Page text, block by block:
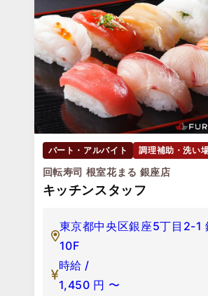
パート・アルバイト 調理補助・洗い
回転寿司 根室花まる 銀座店
キッチンスタッフ
東京都中央区銀座5丁目2-1
10F
時給 /
1,450 円 〜